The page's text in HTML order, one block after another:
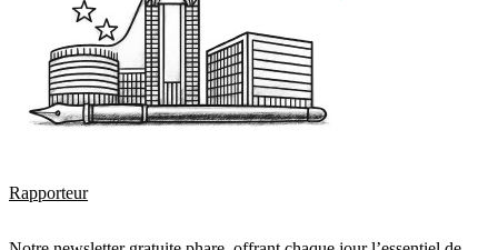
Rapporteur